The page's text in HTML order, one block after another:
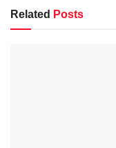
Related Posts